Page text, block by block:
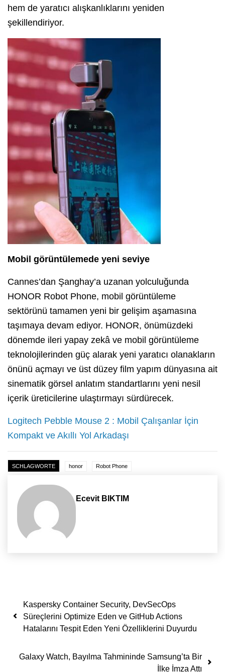
hem de yaratıcı alışkanlıklarını yeniden
şekillendiriyor.
Mobil görüntülemede yeni seviye
Cannes’dan Şanghay’a uzanan yolculuğunda
HONOR Robot Phone, mobil görüntüleme
sektörünü tamamen yeni bir gelişim aşamasına
taşımaya devam ediyor. HONOR, önümüzdeki
dönemde ileri yapay zekâ ve mobil görüntüleme
teknolojilerinden güç alarak yeni yaratıcı olanakların
önünü açmayı ve üst düzey film yapım dünyasına ait
sinematik görsel anlatım standartlarını yeni nesil
içerik üreticilerine ulaştırmayı sürdürecek.
Logitech Pebble Mouse 2 : Mobil Çalışanlar İçin
Kompakt ve Akıllı Yol Arkadaşı
SCHLAGWORTE honor Robot Phone
Ecevit BIKTIM
Yazı dolaşımı
Kaspersky Container Security, DevSecOps
Süreçlerini Optimize Eden ve GitHub Actions
Hatalarını Tespit Eden Yeni Özelliklerini Duyurdu
Galaxy Watch, Bayılma Tahmininde Samsung’ta Bir
İlke İmza Attı